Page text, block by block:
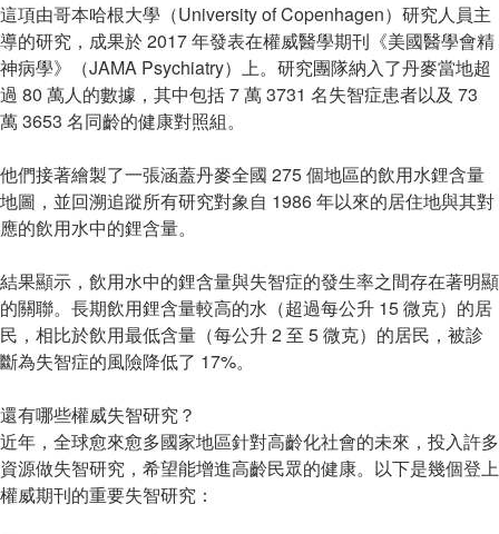
這項由哥本哈根大學（University of Copenhagen）研究人員主
導的研究，成果於 2017 年發表在權威醫學期刊《美國醫學會精
神病學》（JAMA Psychiatry）上。研究團隊納入了丹麥當地超
過 80 萬人的數據，其中包括 7 萬 3731 名失智症患者以及 73
萬 3653 名同齡的健康對照組。
他們接著繪製了一張涵蓋丹麥全國 275 個地區的飲用水鋰含量
地圖，並回溯追蹤所有研究對象自 1986 年以來的居住地與其對
應的飲用水中的鋰含量。
結果顯示，飲用水中的鋰含量與失智症的發生率之間存在著明顯
的關聯。長期飲用鋰含量較高的水（超過每公升 15 微克）的居
民，相比於飲用最低含量（每公升 2 至 5 微克）的居民，被診
斷為失智症的風險降低了 17%。
還有哪些權威失智研究？
近年，全球愈來愈多國家地區針對高齡化社會的未來，投入許多
資源做失智研究，希望能增進高齡民眾的健康。以下是幾個登上
權威期刊的重要失智研究：